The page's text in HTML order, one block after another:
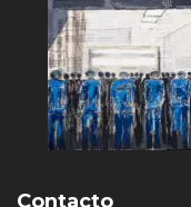
Contacto